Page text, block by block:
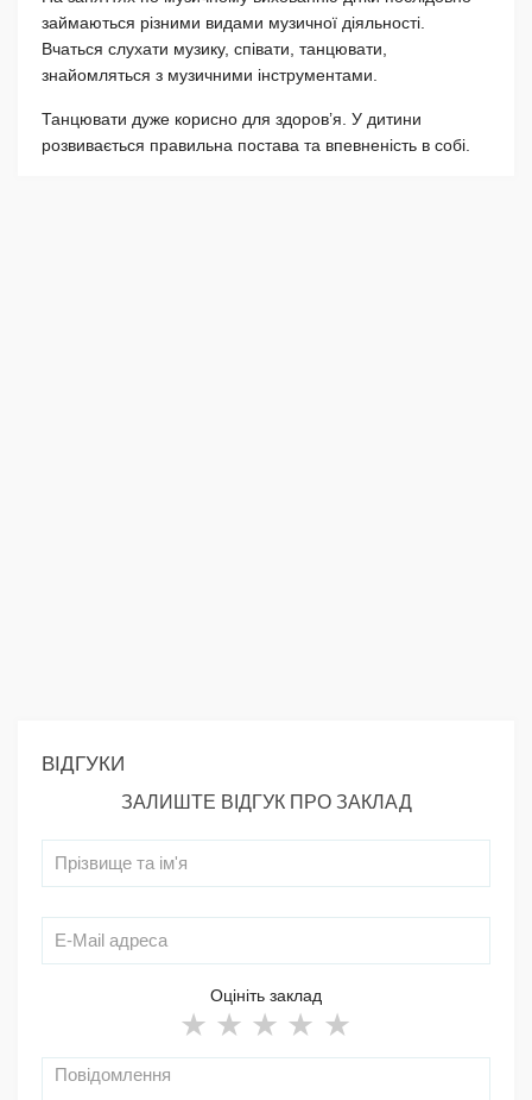
займаються різними видами музичної діяльності.
Вчаться слухати музику, співати, танцювати,
знайомляться з музичними інструментами.
Танцювати дуже корисно для здоров’я. У дитини
розвивається правильна постава та впевненість в собі.
ВІДГУКИ
ЗАЛИШТЕ ВІДГУК ПРО ЗАКЛАД
Оцініть заклад